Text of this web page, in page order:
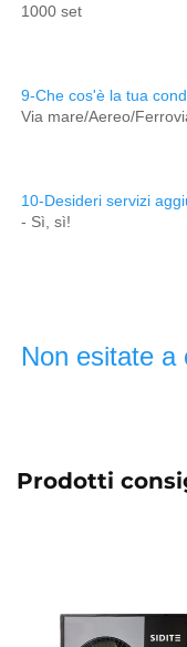
1000 set
9-Che cos'è la tua
Via mare/Aereo/
10-Desideri servizi
- Sì, sì!
Non esitate a
Prodotti